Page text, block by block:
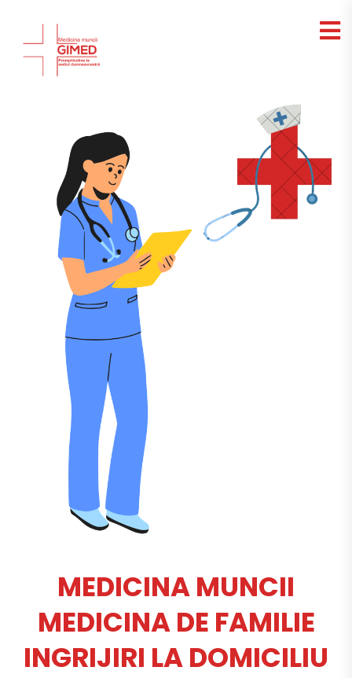
MEDICINA MUNCII
MEDICINA DE FAMILIE
INGRIJIRI LA DOMICILIU